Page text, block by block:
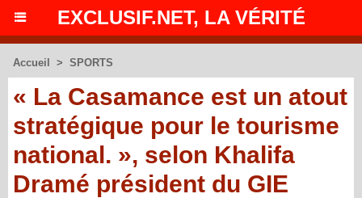
EXCLUSIF.NET, LA VÉRITÉ
Accueil > SPORTS
« La Casamance est un atout
stratégique pour le tourisme
national. », selon Khalifa
Dramé président du GIE